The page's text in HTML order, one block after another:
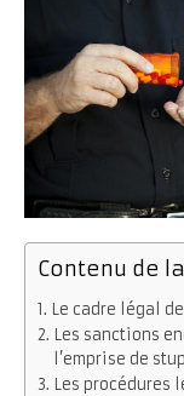
Contenu de
Le cadre légal
Les sanctions
l’emprise de
Les procédures